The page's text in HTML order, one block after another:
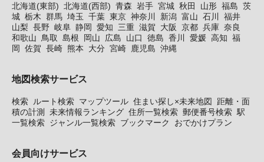
北海道(東部) 北海道(西部) 青森 岩手 宮城 秋田 山形 福島 茨
城 栃木 群馬 埼玉 千葉 東京 神奈川 新潟 富山 石川
福井
山梨 長野 岐阜 静岡 愛知 三重 滋賀 大阪 京都 兵庫 奈良
和歌山
鳥取 島根 岡山 広島 山口 徳島 香川 愛媛 高知 福
岡
佐賀 長崎 熊本 大分 宮崎 鹿児島 沖縄
地図検索サービス
検索 ルート検索 マップツール 住まい探し×未来地図
距離・面
積の計測
未来情報ランキング 住所一覧検索 郵便番号検索 駅
一覧検索 ジャンル一覧検索 ブックマーク おでかけプラン
会員向けサービス